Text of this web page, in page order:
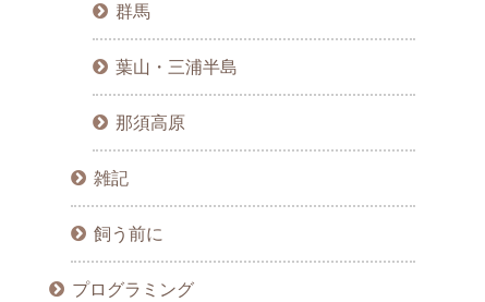
群馬
葉山・三浦半島
那須高原
雑記
飼う前に
プログラミング